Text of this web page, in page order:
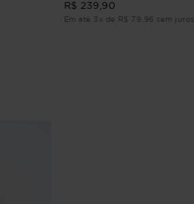
R$ 239,90
Em até 3x de R$ 79,96 sem juros